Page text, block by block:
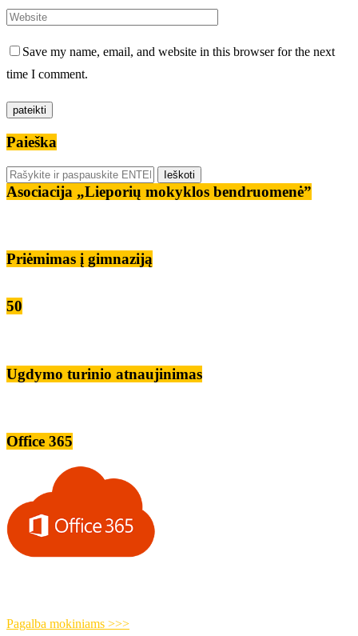
Save my name, email, and website in this browser for the next
time I comment.
Paieška
Asociacija „Lieporių mokyklos bendruomenė”
Priėmimas į gimnaziją
50
Ugdymo turinio atnaujinimas
Office 365
Pagalba mokiniams >>>